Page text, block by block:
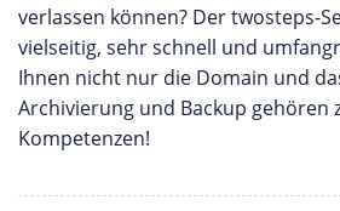
verlassen können? Der twosteps-
vielseitig, sehr schnell und
Ihnen nicht nur die Domain und
Archivierung und Backup gehören
Kompetenzen!